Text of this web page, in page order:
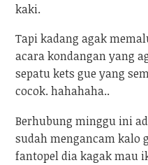
kaki.
Tapi kadang agak
acara kondangan yang
sepatu kets gue yang
cocok. hahahaha..
Berhubung minggu ini
sudah mengancam kalo
fantopel dia kagak mau